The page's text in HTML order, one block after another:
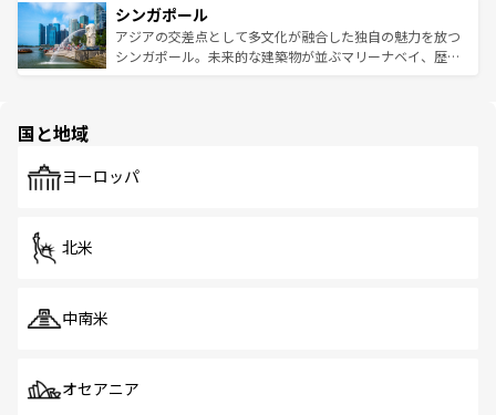
参照してほしい。
激する。気候は一年中温暖で、どの季節にも異なる楽しみ
が待っている。親しみやすいタイの人々、仏教を中心とし
た文化、そして多様な観光資源が、訪れる旅人を魅了し続
み、どこを訪れても感動するはず。観光スポットが密集し
ており、効率よく見どころを回れるのも魅力。息をのむよ
うな絶景から文化的な体験まで、香港を存分に楽しみ尽く
シンガポール
アジアの交差点として多文化が融合した独自の魅力を放つ
シンガポール。未来的な建築物が並ぶマリーナベイ、歴史
で、ホーカーズは地元の風情を楽しめる外せないスポット
国と地域
ヨーロッパ
北米
中南米
オセアニア